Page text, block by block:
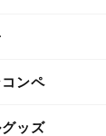
ンペ
ッズ